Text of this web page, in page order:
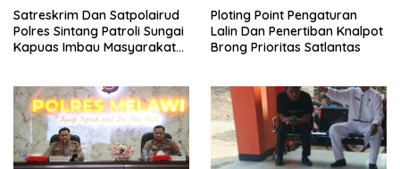
Satreskrim Dan Satpolairud
Polres Sintang Patroli Sungai
Kapuas Imbau Masyarakat
Ploting Point Pengaturan
Lalin Dan Penertiban Knalpot
Brong Prioritas Satlantas